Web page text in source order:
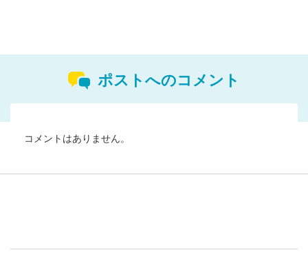
ポストへのコメント
コメントはありません。